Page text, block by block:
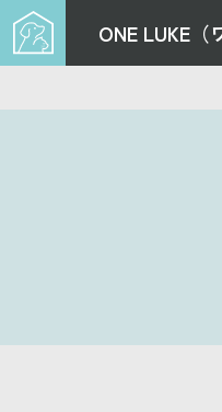
ONE LUKE（